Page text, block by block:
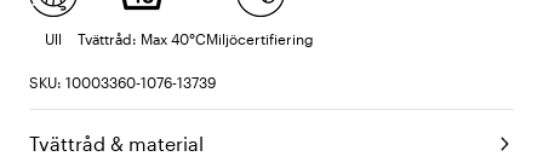
Ull Tvättråd: Max 40°CMiljöcertifiering
SKU: 10003360-1076-13739
Tvättråd & material